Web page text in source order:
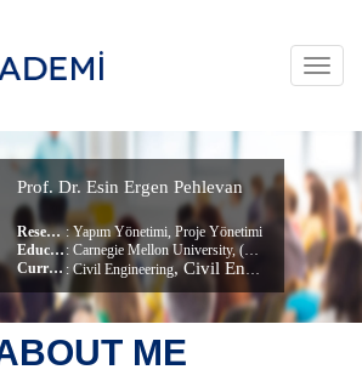
Prof. Dr. Esin Ergen Pehlevan
Research Area :Yapım Yönetimi, Proje Yönetimi
Education Info
: Carnegie Mellon University, (Doktora)
Current Unit :Civil Engineering, Civil Engineering
ME